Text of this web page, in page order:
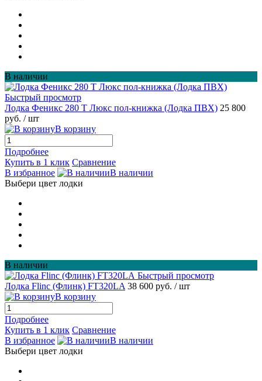
В наличии
Быстрый просмотр
Лодка Феникс 280 Т Люкс пол-книжка (Лодка ПВХ) 25 800
руб. / шт
В корзину
Подробнее
Купить в 1 клик Сравнение
В избранное
В наличии
Выбери цвет лодки
В наличии
Быстрый просмотр
Лодка Flinc (Флинк) FT320LA 38 600 руб. / шт
В корзину
Подробнее
Купить в 1 клик Сравнение
В избранное
В наличии
Выбери цвет лодки